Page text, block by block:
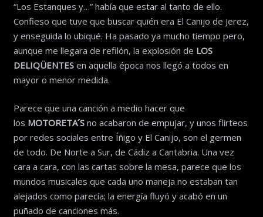
“Los Estanques y…” había que estar al tanto de ello.
Confieso que tuve que buscar quién era El Canijo de Jerez,
y enseguida lo ubiqué. Ha pasado ya mucho tiempo pero,
aunque me llegara de refilón, la explosión de LOS
DELIQÜENTESen aquella época nos llegó a todos en
mayor o menor medida.
Parece que una canción a medio hacer que
los MOTORETA´Sno acabaron de empujar, y unos flirteos
por redes sociales entre Íñigo y El Canijo, son el germen
de todo. De Norte a Sur, de Cádiz a Cantabria. Una vez
cara a cara, con las cartas sobre la mesa, parece que los
mundos musicales que cada uno maneja no estaban tan
alejados como parecía; la energía fluyó y acabó en un
puñado de canciones más.